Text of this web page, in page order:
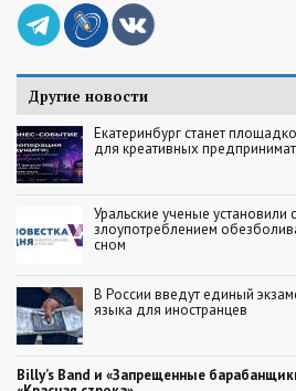
Другие новости
Екатеринбург станет
для креативных
Уральские ученые установили
злоупотреблением
сном
В России введут единый
языка для иностранцев
Billy’s Band и «Запрещенные